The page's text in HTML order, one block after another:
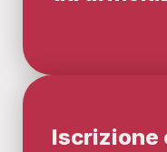
Iscrizione